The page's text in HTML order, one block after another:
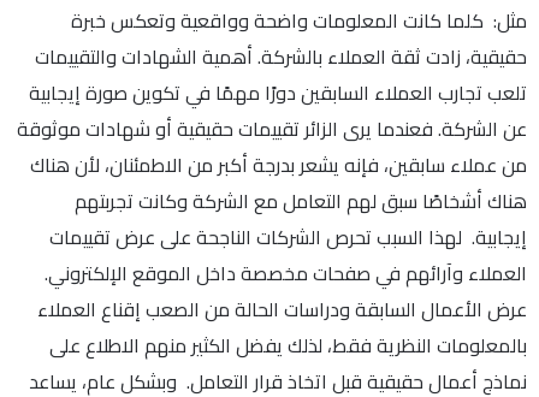
مثل: كلما كانت المعلومات واضحة وواقعية وتعكس خبرة
حقيقية، زادت ثقة العملاء بالشركة. أهمية الشهادات والتقييمات
تلعب تجارب العملاء السابقين دورًا مهمًا في تكوين صورة إيجابية
عن الشركة. فعندما يرى الزائر تقييمات حقيقية أو شهادات موثوقة
من عملاء سابقين، فإنه يشعر بدرجة أكبر من الاطمئنان، لأن هناك
هناك أشخاصًا سبق لهم التعامل مع الشركة وكانت تجربتهم
إيجابية. لهذا السبب تحرص الشركات الناجحة على عرض تقييمات
العملاء وآرائهم في صفحات مخصصة داخل الموقع الإلكتروني.
عرض الأعمال السابقة ودراسات الحالة من الصعب إقناع العملاء
بالمعلومات النظرية فقط، لذلك يفضل الكثير منهم الاطلاع على
نماذج أعمال حقيقية قبل اتخاذ قرار التعامل. وبشكل عام، يساعد